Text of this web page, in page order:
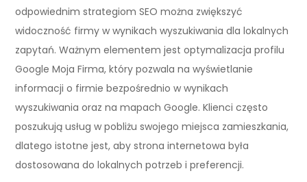
odpowiednim strategiom SEO można zwiększyć
widoczność firmy w wynikach wyszukiwania dla lokalnych
zapytań. Ważnym elementem jest optymalizacja profilu
Google Moja Firma, który pozwala na wyświetlanie
informacji o firmie bezpośrednio w wynikach
wyszukiwania oraz na mapach Google. Klienci często
poszukują usług w pobliżu swojego miejsca zamieszkania,
dlatego istotne jest, aby strona internetowa była
dostosowana do lokalnych potrzeb i preferencji.